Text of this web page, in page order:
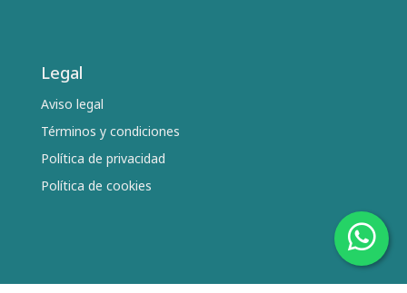
Legal
Aviso legal
Términos y condiciones
Política de privacidad
Política de cookies